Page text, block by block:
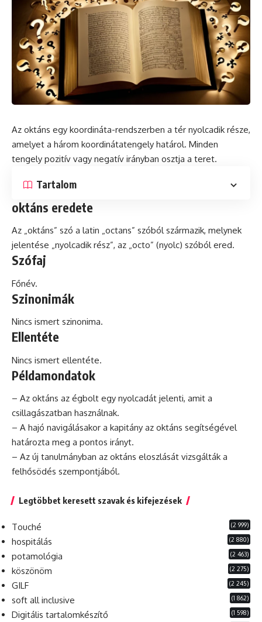
Az oktáns egy koordináta-rendszerben a tér nyolcadik része,
amelyet a három koordinátatengely határol. Minden
tengely pozitív vagy negatív irányban osztja a teret.
Tartalom
oktáns eredete
Az „oktáns” szó a latin „octans” szóból származik, melynek
jelentése „nyolcadik rész”, az „octo” (nyolc) szóból ered.
Szófaj
Főnév.
Szinonimák
Nincs ismert szinonima.
Ellentéte
Nincs ismert ellentéte.
Példamondatok
– Az oktáns az égbolt egy nyolcadát jelenti, amit a
csillagászatban használnak.
– A hajó navigálásakor a kapitány az oktáns segítségével
határozta meg a pontos irányt.
– Az új tanulmányban az oktáns eloszlását vizsgálták a
felhősödés szempontjából.
Legtöbbet keresett szavak és kifejezések
Touché (2 999)
hospitálás (2 880)
potamológia (2 463)
köszönöm (2 275)
GILF (2 245)
soft all inclusive (1 862)
Digitális tartalomkészítő (1 598)